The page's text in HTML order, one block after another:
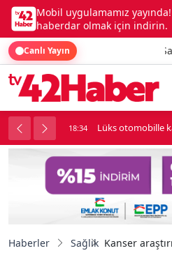
Mobil uygulamamız
haberdar olmak için indirin.
Canlı Yayın Ana
kavga çıktı 18:34 Lüks otomobille
Haberler Sağlık Kanser